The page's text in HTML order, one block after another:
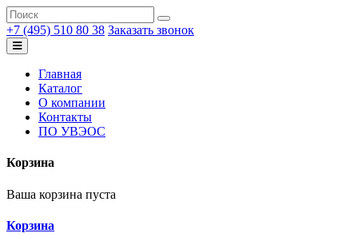
+7 (495) 510 80 38 Заказать звонок
Главная
Каталог
О компании
Контакты
ПО УВЭОС
Корзина
Ваша корзина пуста
Корзина